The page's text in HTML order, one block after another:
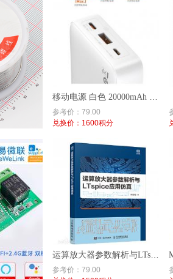
参考价：79.00
兑换价：1600积分
参考价：79.00